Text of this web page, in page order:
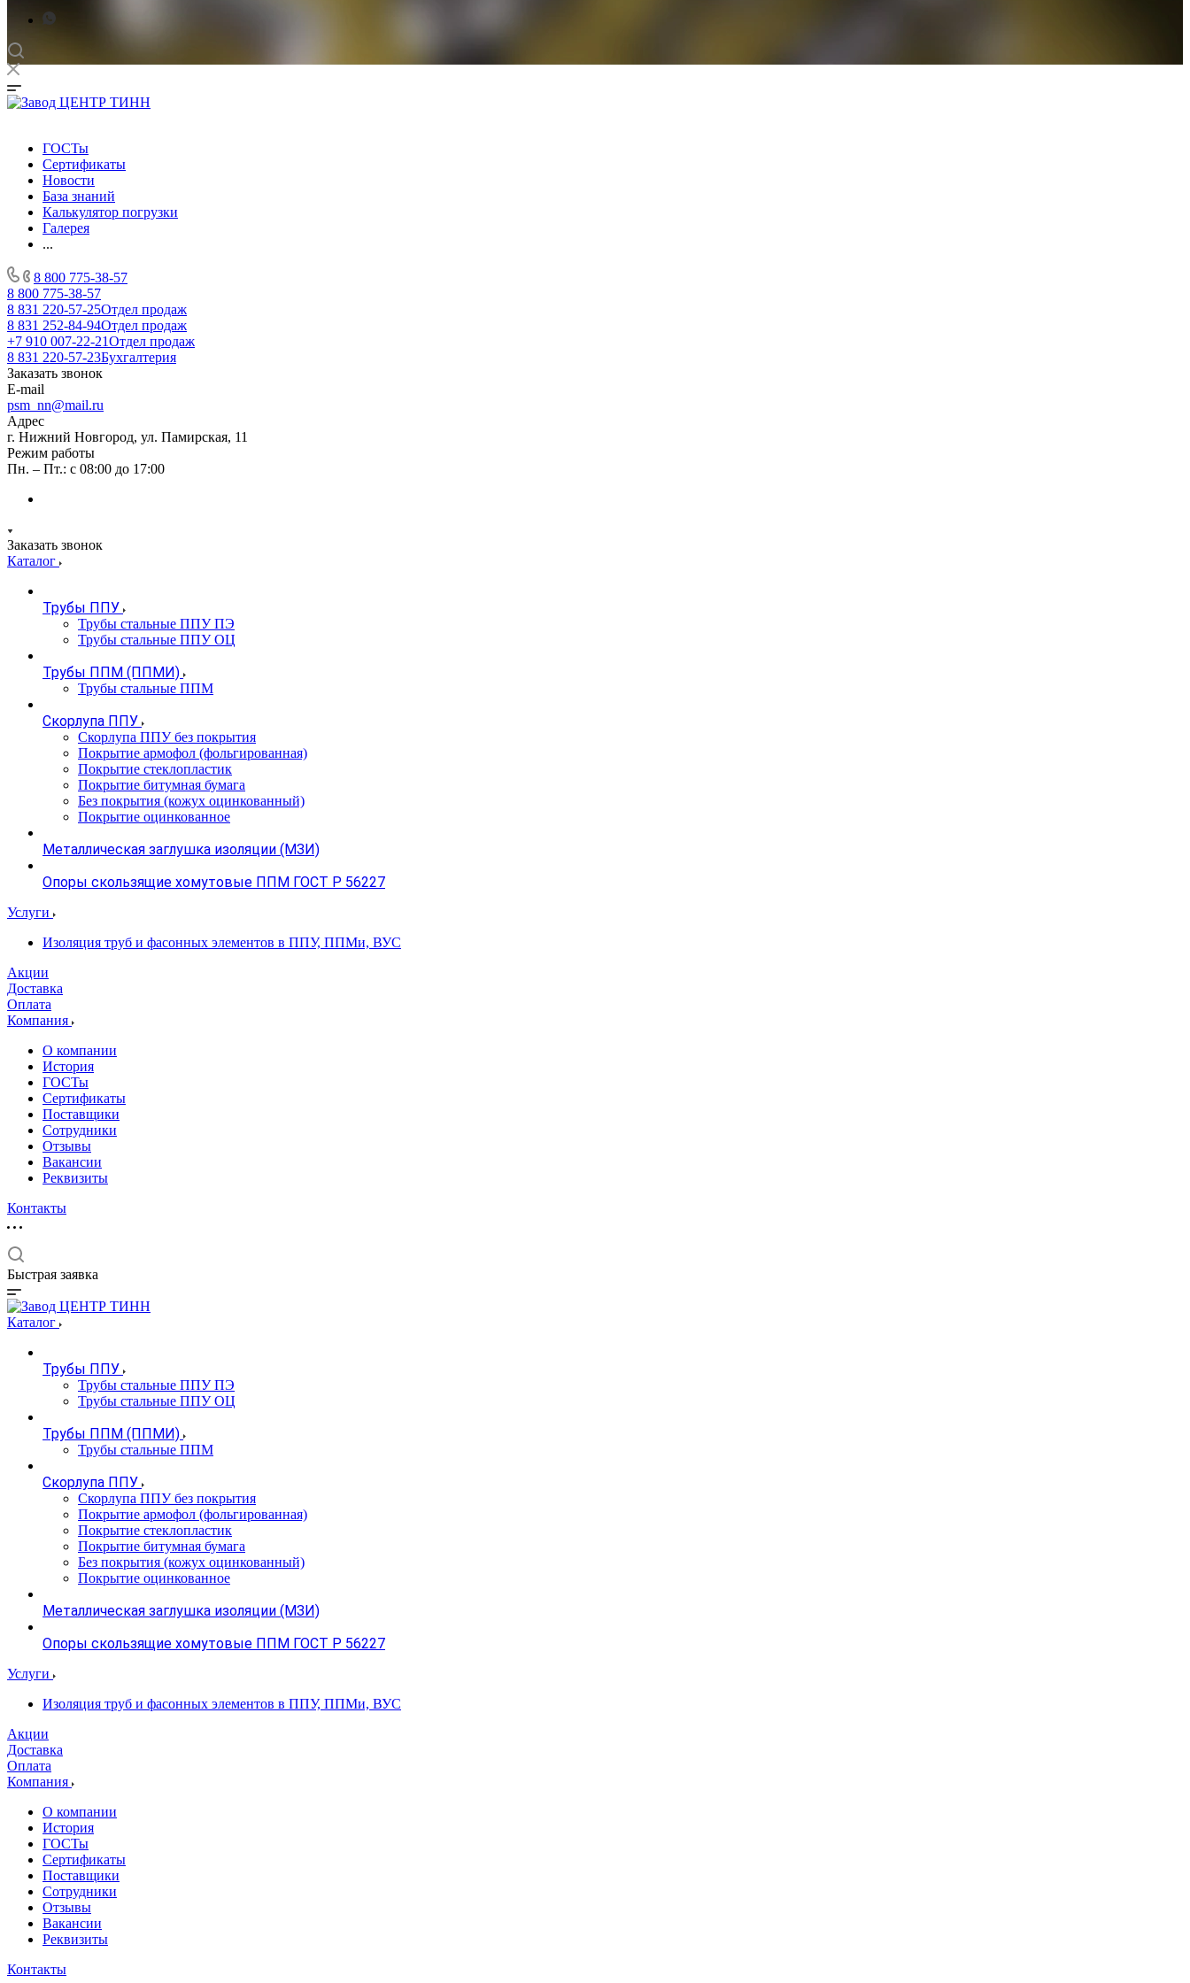
ГОСТы
Сертификаты
Новости
База знаний
Калькулятор погрузки
Галерея
...
8 800 775-38-57
8 800 775-38-57
8 831 220-57-25Отдел продаж
8 831 252-84-94Отдел продаж
+7 910 007-22-21Отдел продаж
8 831 220-57-23Бухгалтерия
Заказать звонок
E-mail
psm_nn@mail.ru
Адрес
г. Нижний Новгород, ул. Памирская, 11
Режим работы
Пн. – Пт.: с 08:00 до 17:00
Заказать звонок
Каталог
Трубы ППУ
Трубы стальные ППУ ПЭ
Трубы стальные ППУ ОЦ
Трубы ППМ (ППМИ)
Трубы стальные ППМ
Скорлупа ППУ
Скорлупа ППУ без покрытия
Покрытие армофол (фольгированная)
Покрытие стеклопластик
Покрытие битумная бумага
Без покрытия (кожух оцинкованный)
Покрытие оцинкованное
Металлическая заглушка изоляции (МЗИ)
Опоры скользящие хомутовые ППМ ГОСТ Р 56227
Услуги
Изоляция труб и фасонных элементов в ППУ, ППМи, ВУС
Акции
Доставка
Оплата
Компания
О компании
История
ГОСТы
Сертификаты
Поставщики
Сотрудники
Отзывы
Вакансии
Реквизиты
Контакты
Быстрая заявка
Каталог
Трубы ППУ
Трубы стальные ППУ ПЭ
Трубы стальные ППУ ОЦ
Трубы ППМ (ППМИ)
Трубы стальные ППМ
Скорлупа ППУ
Скорлупа ППУ без покрытия
Покрытие армофол (фольгированная)
Покрытие стеклопластик
Покрытие битумная бумага
Без покрытия (кожух оцинкованный)
Покрытие оцинкованное
Металлическая заглушка изоляции (МЗИ)
Опоры скользящие хомутовые ППМ ГОСТ Р 56227
Услуги
Изоляция труб и фасонных элементов в ППУ, ППМи, ВУС
Акции
Доставка
Оплата
Компания
О компании
История
ГОСТы
Сертификаты
Поставщики
Сотрудники
Отзывы
Вакансии
Реквизиты
Контакты